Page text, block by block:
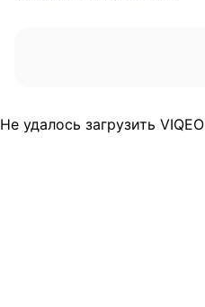
Не удалось загрузить VIQEO